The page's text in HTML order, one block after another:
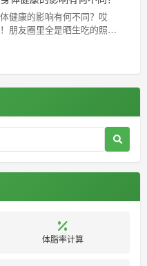
健康的影响有何不同？哎
朋友圈里全是晒生吃的照
简直就是减肥神器。我啊，
炒菜、炖汤、凉拌，恨不得
体脂率计算